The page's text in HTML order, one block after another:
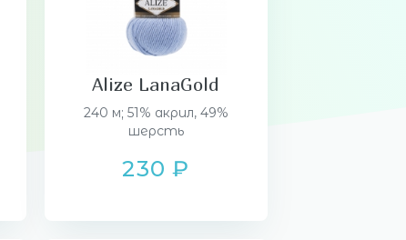
Alize LanaGold
240 м; 51% акрил, 49%
шерсть
230 ₽